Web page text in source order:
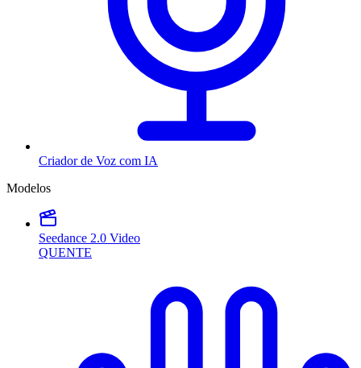
Criador de Voz com IA
Modelos
Seedance 2.0 Video
QUENTE